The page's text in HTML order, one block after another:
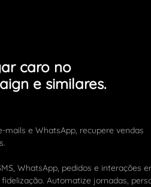
caro no
e similares.
mails e WhatsApp, recupere vendas
WhatsApp, pedidos e interações
Automatize jornadas,